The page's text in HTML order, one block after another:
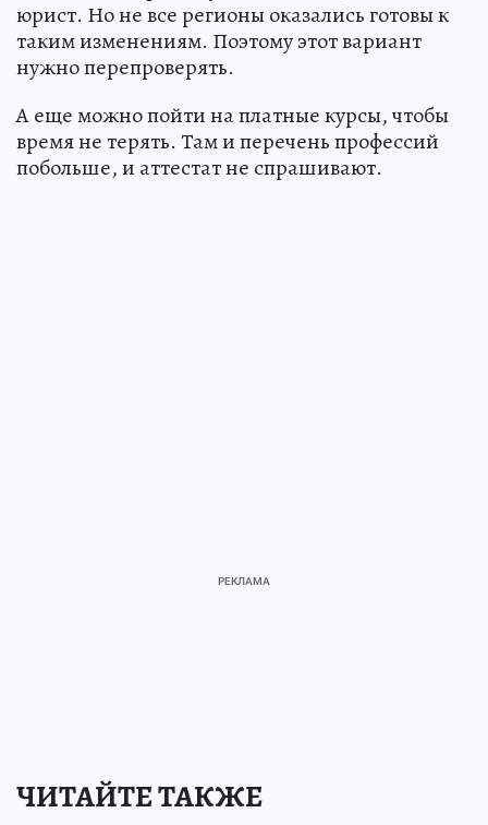
юрист. Но не все регионы оказались готовы к
таким изменениям. Поэтому этот вариант
нужно перепроверять.
А еще можно пойти на платные курсы, чтобы
время не терять. Там и перечень профессий
побольше, и аттестат не спрашивают.
ЧИТАЙТЕ ТАКЖЕ